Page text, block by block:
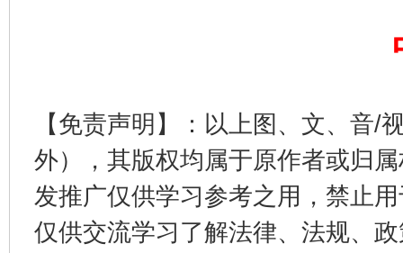
【免责声明】：以上图、文、音/
外），其版权均属于原作者或归
发推广仅供学习参考之用，禁止
仅供交流学习了解法律、法规、